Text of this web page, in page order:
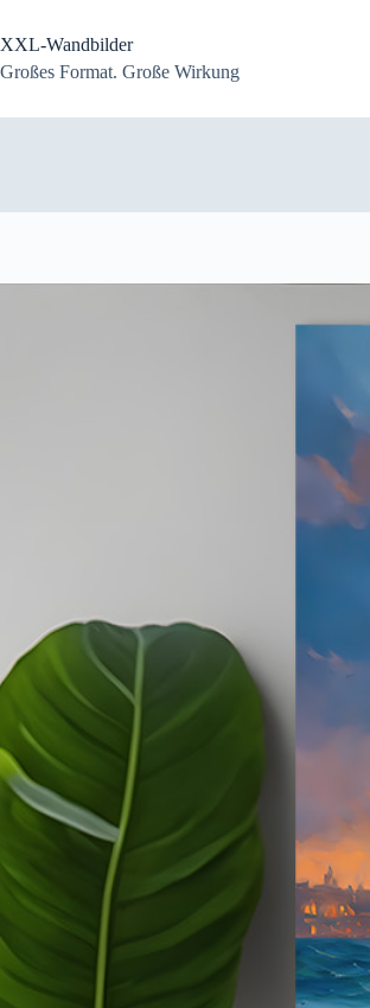
springen
XXL-Wandbilder
Großes Format. Große Wirkung